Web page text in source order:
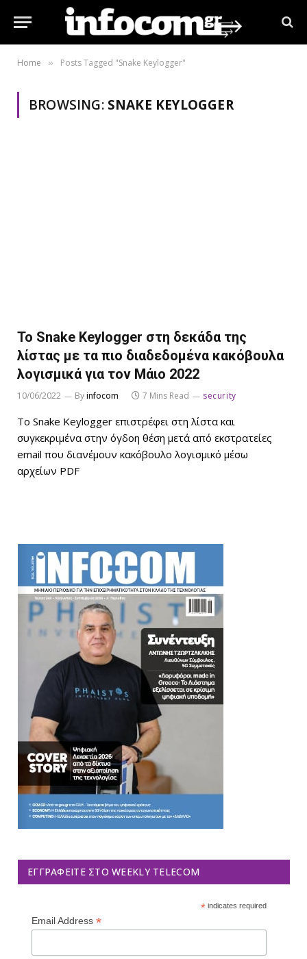
Home » Posts Tagged "Snake Keylogger"
BROWSING: SNAKE KEYLOGGER
Το Snake Keylogger στη δεκάδα της
λίστας με τα πιο διαδεδομένα κακόβουλα
λογισμικά για τον Μάιο 2022
10/06/2022 Byinfocom 7 Mins Read security
Το Snake Keylogger επιστρέφει στη λίστα και
συγκεκριμένα στην όγδοη θέση μετά από εκστρατείες
email που διανέμουν κακόβουλο λογισμικό μέσω
αρχείων PDF
ΕΓΓΡΑΦΕΊΤΕ ΣΤΟ WEEKLY TELECOM
*indicates required
Email Address *